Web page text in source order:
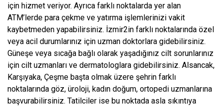
için hizmet veriyor. Ayrıca farklı noktalarda yer alan
ATM’lerde para çekme ve yatırma işlemlerinizi vakit
kaybetmeden yapabilirsiniz. İzmir2in farklı noktalarında özel
veya acil durumlarınız için uzman doktorlara gidebilirsiniz.
Güneşe veya sıcağa bağlı olarak yaşadığınız cilt sorunlarınız
için cilt uzmanları ve dermatologlara gidebilirsiniz. Alsancak,
Karşıyaka, Çeşme başta olmak üzere şehrin farklı
noktalarında göz, üroloji, kadın doğum, ortopedi uzmanlarına
başvurabilirsiniz. Tatilciler ise bu noktada asla sıkıntıya